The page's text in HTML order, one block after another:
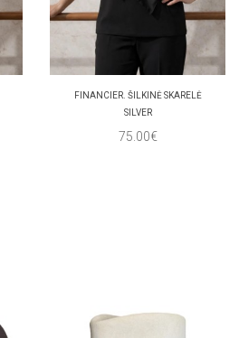
FINANCIER. ŠILKINĖ SKARELĖ
SILVER
75.00€